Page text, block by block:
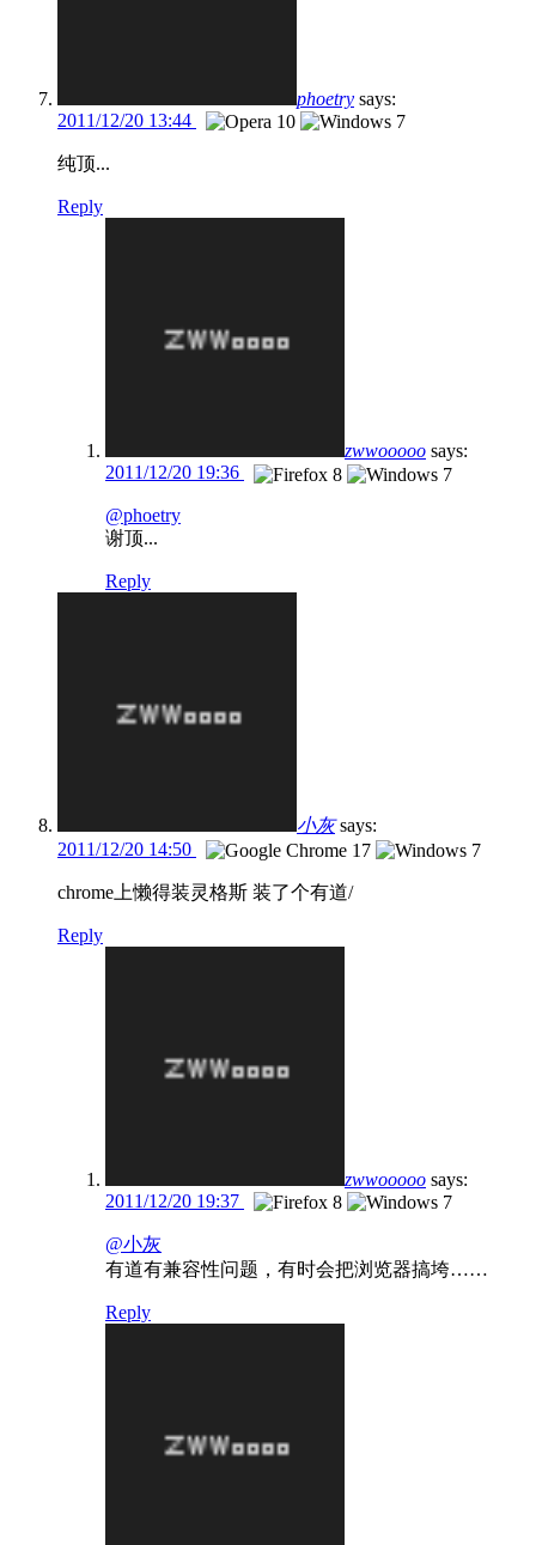
phoetry says:
2011/12/20 13:44
纯顶...
Reply
zwwooooo says:
2011/12/20 19:36
@phoetry
谢顶...
Reply
小灰 says:
2011/12/20 14:50
chrome上懒得装灵格斯 装了个有道/
Reply
zwwooooo says:
2011/12/20 19:37
@小灰
有道有兼容性问题，有时会把浏览器搞垮……
Reply